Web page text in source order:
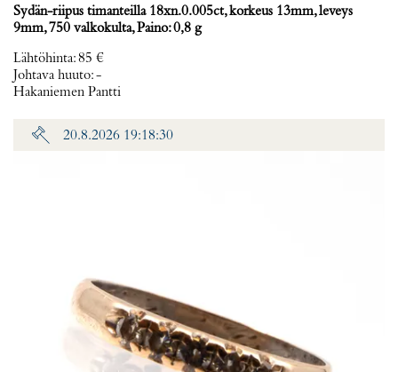
Sydän-riipus timanteilla 18xn.0.005ct, korkeus 13mm, leveys
9mm, 750 valkokulta, Paino: 0,8 g
Lähtöhinta:85 €
Johtava huuto:-
Hakaniemen Pantti
20.8.2026 19:18:30